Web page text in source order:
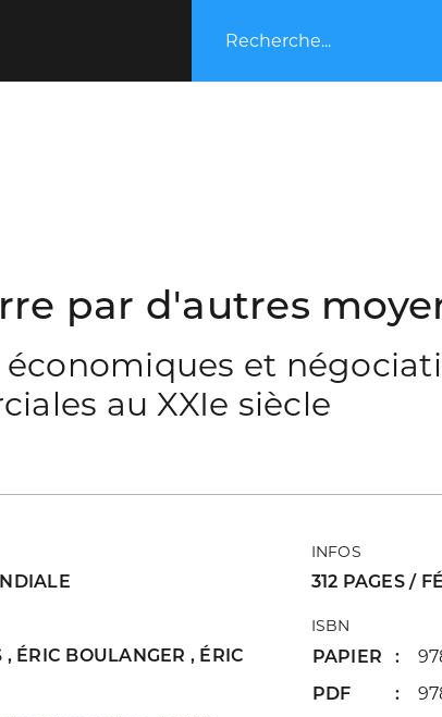
Recherche...
par d'autres
économiques et
au XXIe siècle
, ÉRIC BOULANGER , ÉRIC
INFOS
312 PAGES /
ISBN
PAPIER
PDF